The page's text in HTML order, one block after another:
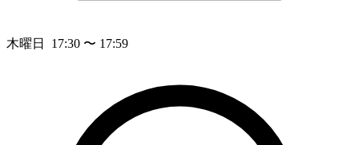
木曜日 17:30 〜 17:59